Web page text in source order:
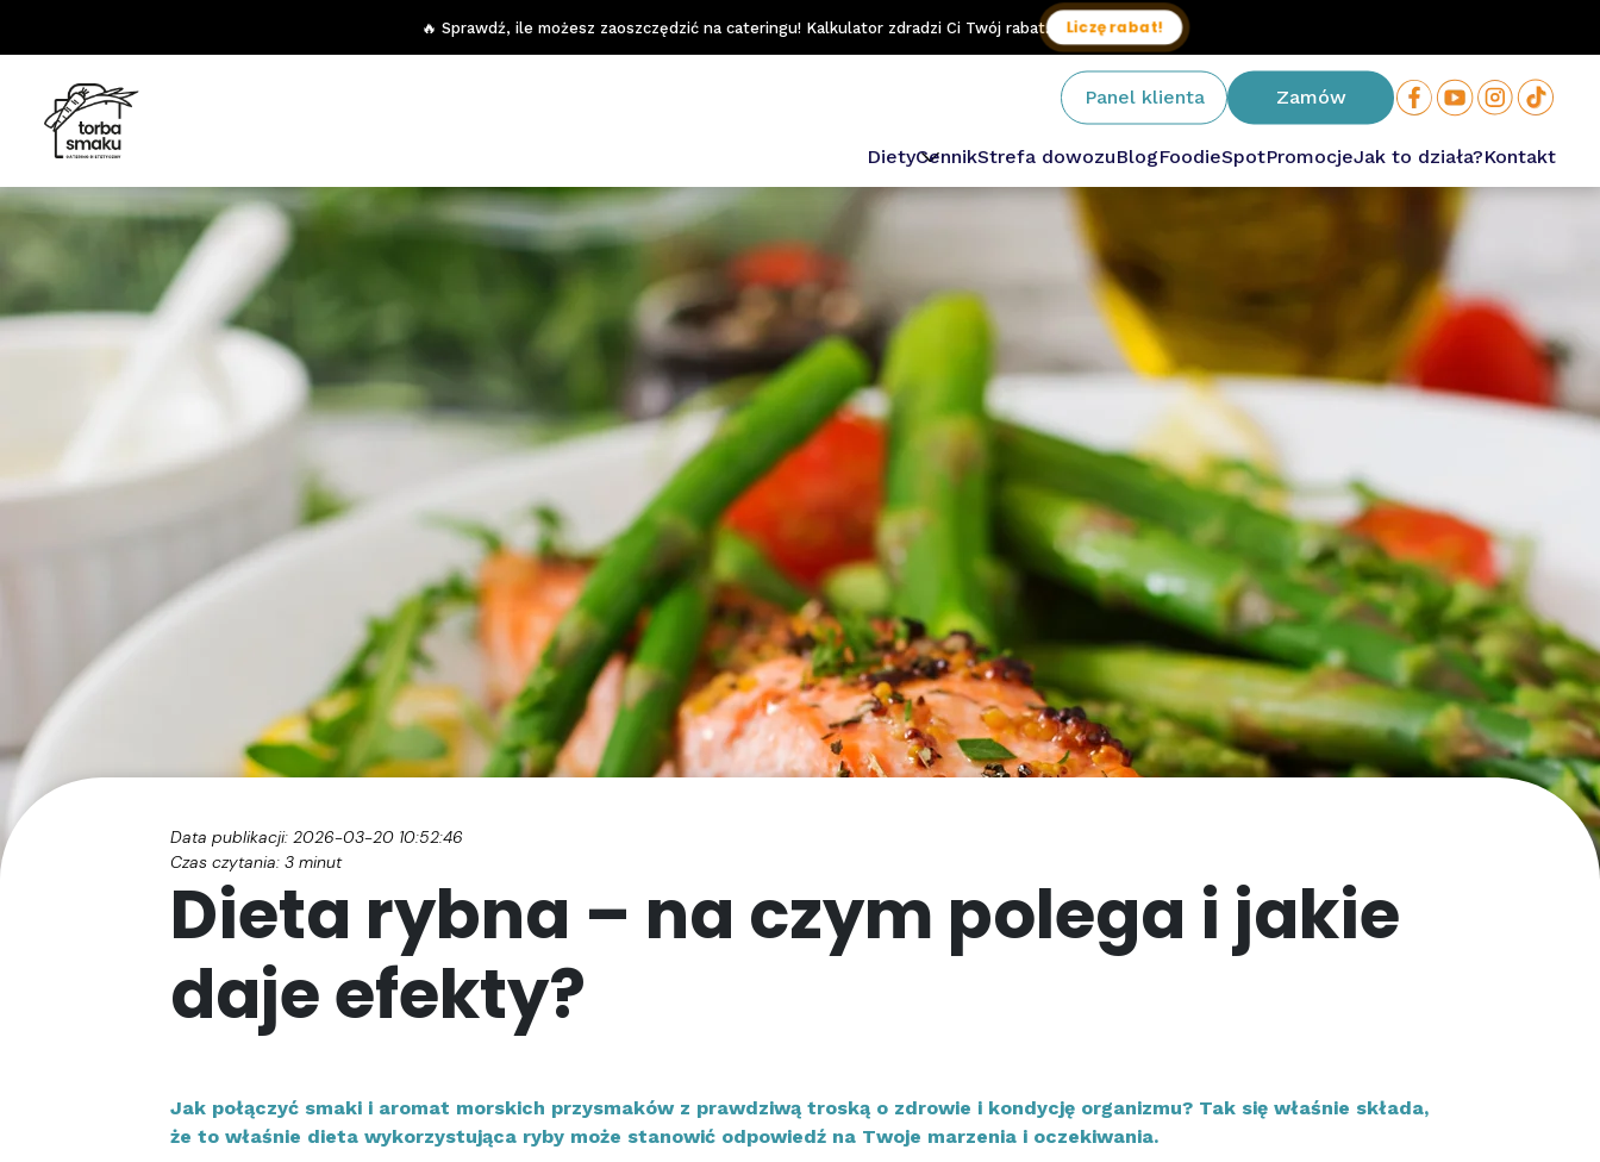
🔥 Sprawdź, ile możesz zaoszczędzić na cateringu! Kalkulator zdradzi Ci Twój rabat. Liczę rabat!
Panel klienta Zamów
Diety
Niski IG
Wegetariańska
Keto
Niskowęglowodanowa
Lekkostrawna
Wybór Menu Premium
Wybór Menu 1.2.3
Wybór Menu Basic
High Protein
CennikStrefa dowozuBlogFoodieSpotPromocjeJak to działa?Kontakt
Data publikacji: 2026-03-20 10:52:46
Czas czytania: 3 minut
Dieta rybna – na czym polega i jakie
daje efekty?
Jak połączyć smaki i aromat morskich przysmaków z prawdziwą troską o zdrowie i kondycję organizmu? Tak się właśnie składa,
że to właśnie dieta wykorzystująca ryby może stanowić odpowiedź na Twoje marzenia i oczekiwania.